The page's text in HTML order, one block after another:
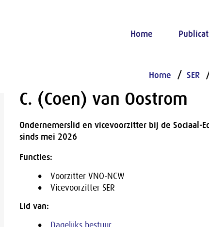
Home
Home SER
C. (Coen) van Oostrom
Ondernemerslid en vicevoorzitter bij de Sociaal-
sinds mei 2026
Functies:
Voorzitter VNO-NCW
Vicevoorzitter SER
Lid van:
Dagelijks bestuur